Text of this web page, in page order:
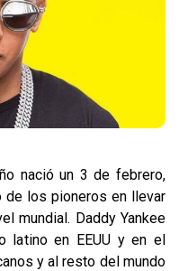
nació un 3 de febrero,
de los pioneros en llevar
mundial. Daddy Yankee
latino en EEUU y en el
y al resto del mundo